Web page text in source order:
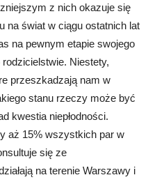
z nich okazuje się
na świat w ciągu ostatnich lat
na pewnym etapie swojego
Niestety,
przeszkadzają nam w
stanu rzeczy może być
kwestia niepłodności.
aż 15% wszystkich par w
się ze
na terenie Warszawy i